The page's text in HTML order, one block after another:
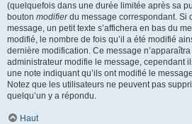
(quelquefois dans une durée limitée après sa
bouton modifierdu message correspondant. Si
message, un petit texte s’affichera en bas du
modifié, le nombre de fois qu’il a été modifié
dernière modification. Ce message
administrateur modifie le message, cependant
une note indiquant qu’ils ont modifié le
Notez que les utilisateurs ne peuvent pas
quelqu’un y a répondu.
Haut